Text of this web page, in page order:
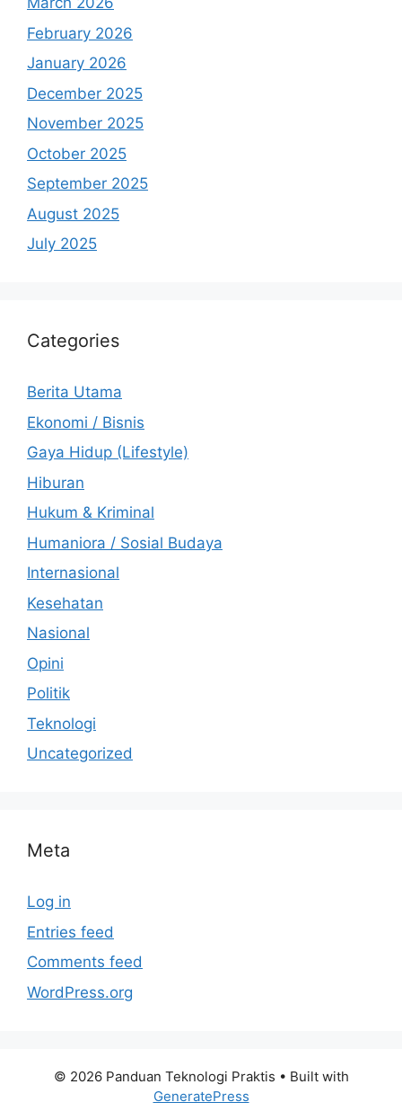
February 2026
January 2026
December 2025
November 2025
October 2025
September 2025
August 2025
July 2025
Categories
Berita Utama
Ekonomi / Bisnis
Gaya Hidup (Lifestyle)
Hiburan
Hukum & Kriminal
Humaniora / Sosial Budaya
Internasional
Kesehatan
Nasional
Opini
Politik
Teknologi
Uncategorized
Meta
Log in
Entries feed
Comments feed
WordPress.org
© 2026 Panduan Teknologi Praktis • Built with
GeneratePress